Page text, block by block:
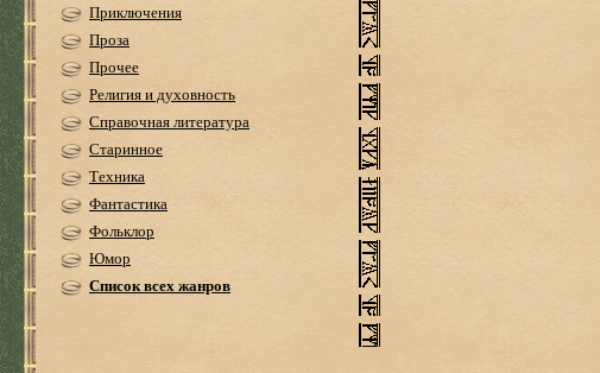
Приключения
Проза
Прочее
Религия и духовность
Справочная литература
Старинное
Техника
Фантастика
Фольклор
Юмор
Список всех жанров